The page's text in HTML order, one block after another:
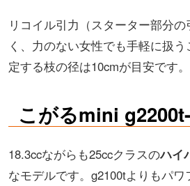
リコイル引力（スターター部分
く、力のない女性でも手軽に扱
定する枝の径は10cmが目安です。
こがるmini
18.3ccながらも25ccクラスのハイ
なモデルです。g2100tよりもパ